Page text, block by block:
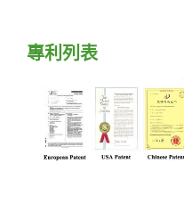
專利列表